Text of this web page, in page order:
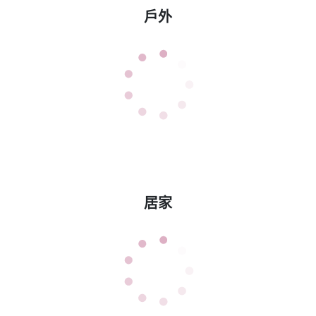
戶外
居家